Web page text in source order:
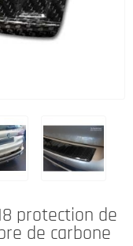
protection de
de carbone